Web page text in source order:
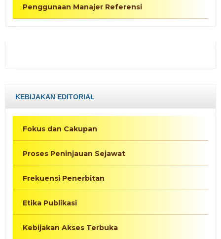
Penggunaan Manajer Referensi
KEBIJAKAN EDITORIAL
Fokus dan Cakupan
Proses Peninjauan Sejawat
Frekuensi Penerbitan
Etika Publikasi
Kebijakan Akses Terbuka